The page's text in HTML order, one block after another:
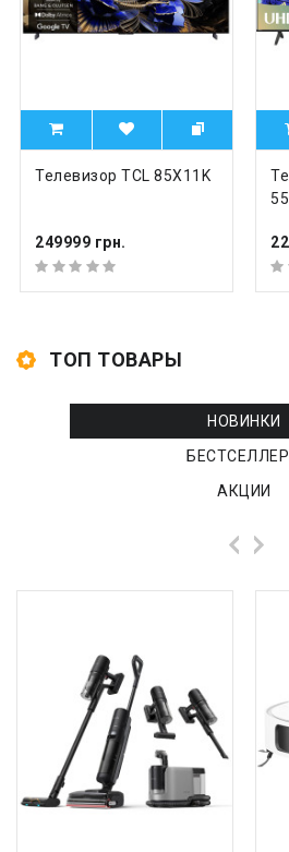
Телевизор TCL 85X11K
249999 грн.
ТОП ТОВАРЫ
НОВИНКИ
АКЦИИ